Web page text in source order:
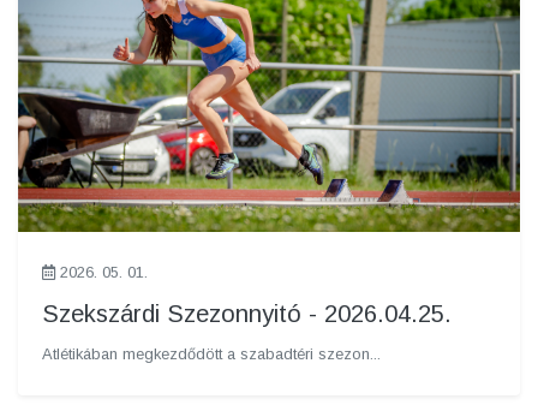
2026. 05. 01.
Szekszárdi Szezonnyitó - 2026.04.25.
Atlétikában megkezdődött a szabadtéri szezon...